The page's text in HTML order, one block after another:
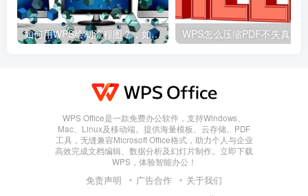
如何用WPS绘制流程图？，如何用wps绘制流程图并保存
WPS Office是一款免费办公软件，支持Windows、
Mac、Linux及移动端。提供海量模板、云存储、PDF
工具，无缝兼容Microsoft Office格式，助力个人与企业
高效完成文档编辑、数据分析及幻灯片制作。立即下载
WPS，体验智能办公！
免责声明 广告合作 关于我们